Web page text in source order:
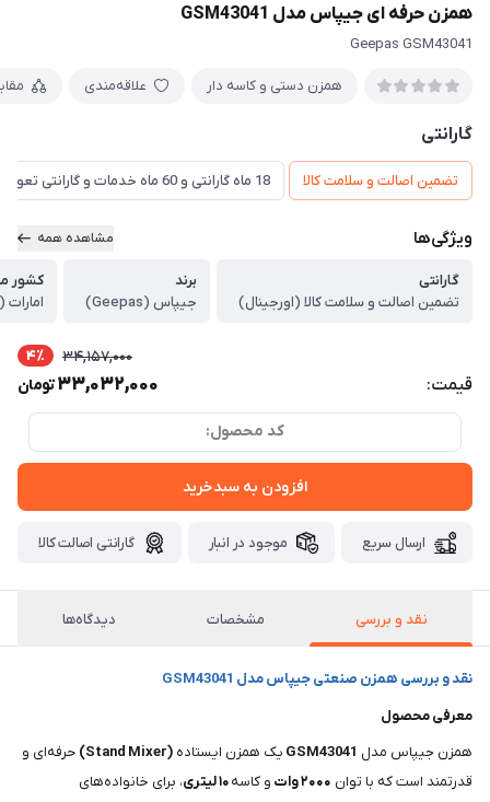
همزن حرفه ای جیپاس مدل GSM43041
Geepas GSM43041
همزن دستی و کاسه دار علاقه‌مندی
گارانتی
تضمین اصالت و سلامت کالا 18 ماه گارانتی و 60 ماه خدمات و گارانتی تعویض
ویژگی‌ها مشاهده همه
گارانتی
تضمین اصالت و سلامت کالا (اورجینال)
برند
جیپاس (Geepas)
کشور
قیمت:
34,157,000 4٪
33,032,000تومان
کد محصول:
افزودن به سبدخرید
ارسال سریع موجود در انبار گارانتی اصالت کالا
نقد و بررسی مشخصات دیدگاه‌ها
نقد و بررسی همزن صنعتی جیپاس مدل GSM43041
معرفی محصول
همزن جیپاس مدل GSM43041 یک همزن ایستاده (Stand Mixer)
حرفه‌ای و
قدرتمند است که با توان ۲۰۰۰وات و کاسه
، برای خانواده‌های